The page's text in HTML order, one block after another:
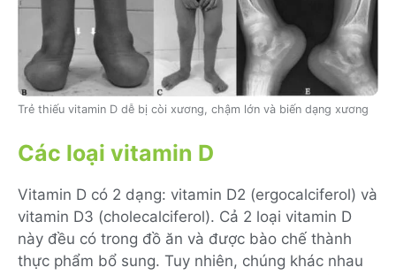
Trẻ thiếu vitamin D dễ bị còi xương, chậm lớn và biến dạng xương
Các loại vitamin D
Vitamin D có 2 dạng: vitamin D2 (ergocalciferol) và
vitamin D3 (cholecalciferol). Cả 2 loại vitamin D
này đều có trong đồ ăn và được bào chế thành
thực phẩm bổ sung. Tuy nhiên, chúng khác nhau